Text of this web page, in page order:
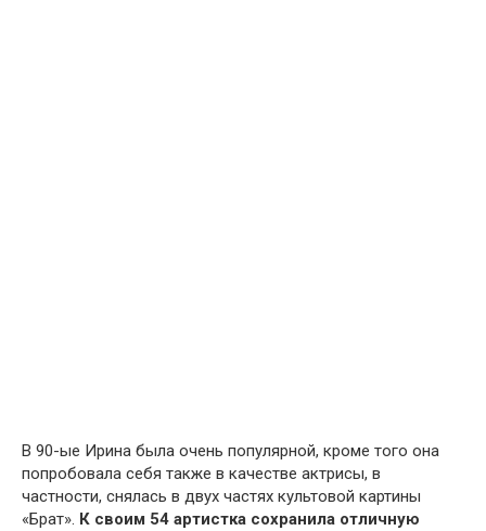
В 90-ые Ирина была очень популярной, кроме того она
попробовала себя также в качестве актрисы, в
частности, снялась в двух частях культовой картины
«Брат». К своим 54 артистка сохранила отличную